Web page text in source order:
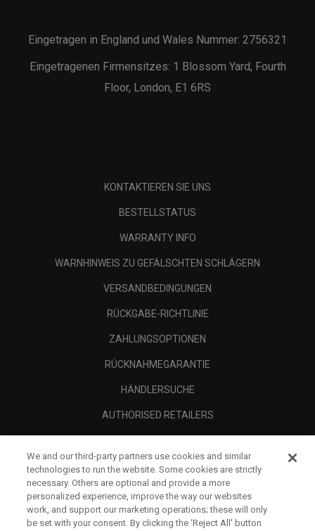
Eingetragen in England und Wales Nummer: 2756321
Eingetragenen Firmensitzes: 1 Blossom Yard, Fourth
Floor, London, E1 6RS
KONTAKTIEREN SIE UNS
BESTELLSTATUS
WARRANTY INFO
WARNHINWEIS ZU GEFÄLSCHTEN SCHLÄGERN
VERSANDBEDINGUNGEN
RÜCKGABE-RICHTLINIE
ZAHLUNGSOPTIONEN
RÜCKNAHMEGARANTIE
HÄNDLERSUCHE
AUTHORISED RETAILERS
UNTERNEHMENSPROFIL
RECHTLICHES-
We and our third-party partners use cookies and similar
technologies to run the website. Some cookies are strictly
necessary. Others are optional and provide a more
personalized experience, improve the way our websites
work, and support our marketing operations; these will only
be set with your consent. By clicking the ‘Reject All' button